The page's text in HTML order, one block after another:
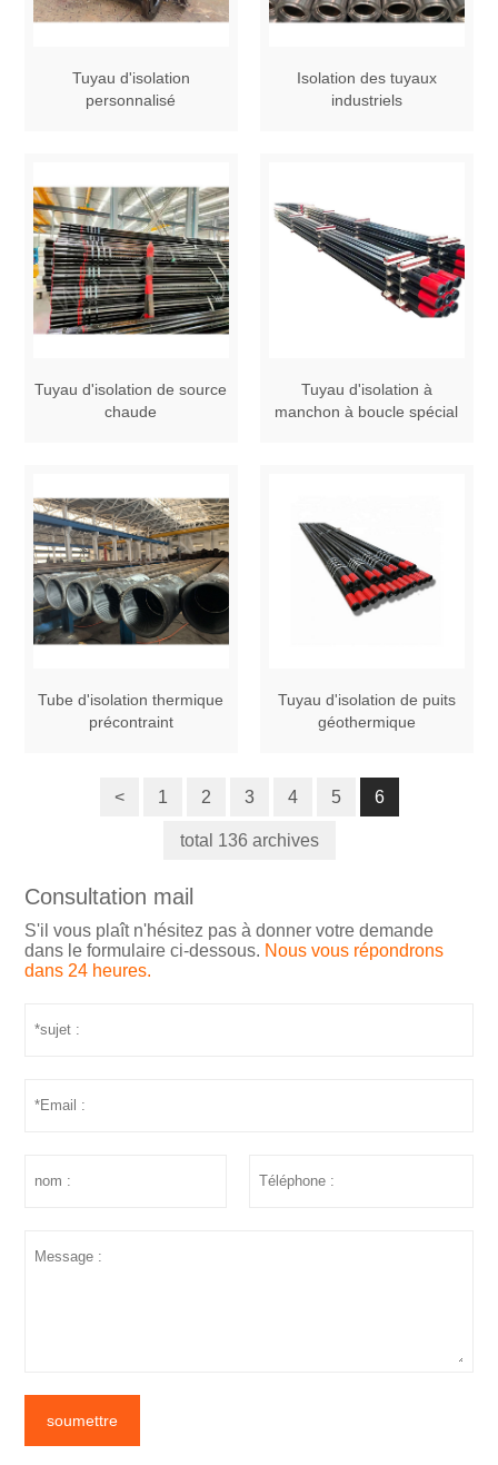
Tuyau d'isolation
personnalisé
Isolation des tuyaux
industriels
Tuyau d'isolation de source
chaude
Tuyau d'isolation à
manchon à boucle spécial
Tube d'isolation thermique
précontraint
Tuyau d'isolation de puits
géothermique
< 1 2 3 4 5 6
total 136 archives
Consultation mail
S'il vous plaît n'hésitez pas à donner votre demande
dans le formulaire ci-dessous. Nous vous répondrons
dans 24 heures.
soumettre